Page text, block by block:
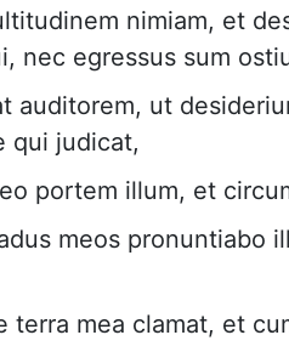
nimiam, et
nec egressus sum
auditorem, ut
qui judicat,
portem illum, et
meos pronuntiabo
terra mea clamat, et